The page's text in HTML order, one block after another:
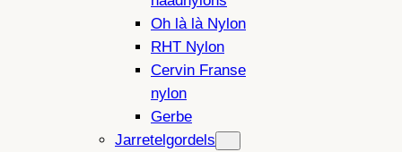
Oh là là Nylon
RHT Nylon
Cervin Franse
nylon
Gerbe
Jarretelgordels